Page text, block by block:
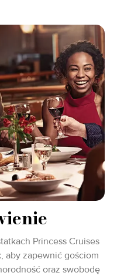
Princess Cruises
aby zapewnić gościom
oraz swobodę